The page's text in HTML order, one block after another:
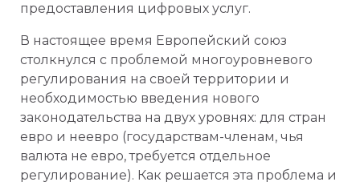
предоставления цифровых услуг.
В настоящее время Европейский союз
столкнулся с проблемой многоуровневого
регулирования на своей территории и
необходимостью введения нового
законодательства на двух уровнях: для стран
евро и неевро (государствам-членам, чья
валюта не евро, требуется отдельное
регулирование). Как решается эта проблема и